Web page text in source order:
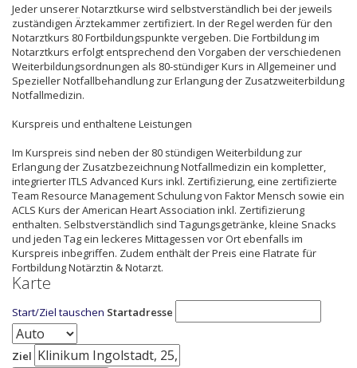
Jeder unserer Notarztkurse wird selbstverständlich bei der jeweils
zuständigen Ärztekammer zertifiziert. In der Regel werden für den
Notarztkurs 80 Fortbildungspunkte vergeben. Die Fortbildung im
Notarztkurs erfolgt entsprechend den Vorgaben der verschiedenen
Weiterbildungsordnungen als 80-stündiger Kurs in Allgemeiner und
Spezieller Notfallbehandlung zur Erlangung der Zusatzweiterbildung
Notfallmedizin.
Kurspreis und enthaltene Leistungen
Im Kurspreis sind neben der 80 stündigen Weiterbildung zur
Erlangung der Zusatzbezeichnung Notfallmedizin ein kompletter,
integrierter ITLS Advanced Kurs inkl. Zertifizierung, eine zertifizierte
Team Resource Management Schulung von Faktor Mensch sowie ein
ACLS Kurs der American Heart Association inkl. Zertifizierung
enthalten. Selbstverständlich sind Tagungsgetränke, kleine Snacks
und jeden Tag ein leckeres Mittagessen vor Ort ebenfalls im
Kurspreis inbegriffen. Zudem enthält der Preis eine Flatrate für
Fortbildung Notärztin & Notarzt.
Karte
Start/Ziel tauschen Startadresse
Ziel